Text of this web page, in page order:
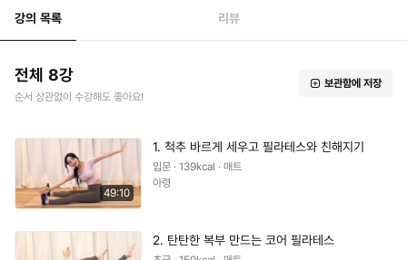
강의 목록 리뷰
전체 8강
순서 상관없이 수강해도 좋아요!
보관함에 저장
49:10
1. 척추 바르게 세우고 필라테스와 친해지기
입문 · 139kcal · 매트
아령
2. 탄탄한 복부 만드는 코어 필라테스